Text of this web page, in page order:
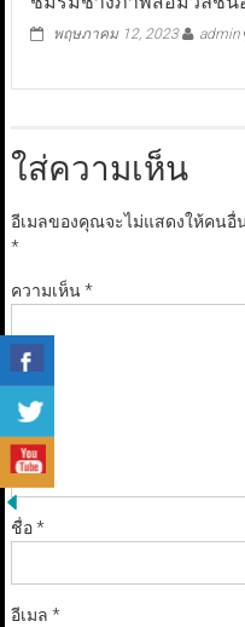
พฤษภาคม 12, 2023 admin
ใส่ความเห็น
อีเมลของคุณจะไม่แสดงให้คนอื่
*
ความเห็น*
ชื่อ*
อีเมล *